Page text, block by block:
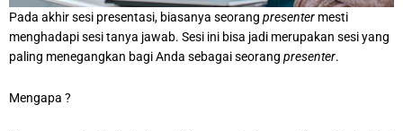
Pada akhir sesi presentasi, biasanya seorang presenter mesti
menghadapi sesi tanya jawab. Sesi ini bisa jadi merupakan sesi yang
paling menegangkan bagi Anda sebagai seorang presenter.
Mengapa ?